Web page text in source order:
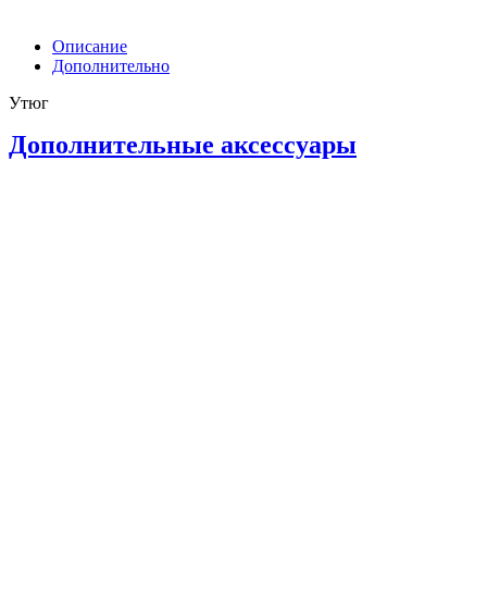
Описание
Дополнительно
Утюг
Дополнительные аксессуары